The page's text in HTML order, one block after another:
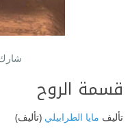
قسمة الروح
تأليف مايا الطرابيلي (تأليف)